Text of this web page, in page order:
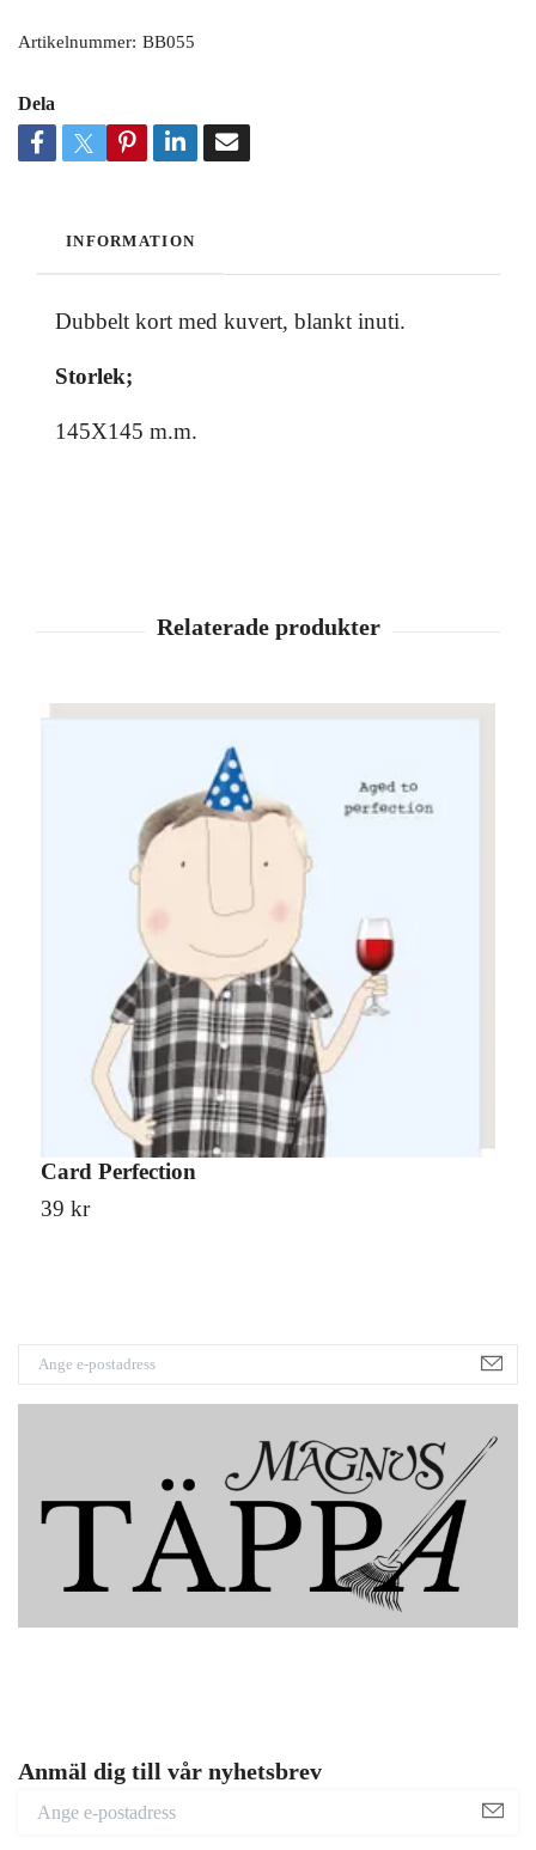
Artikelnummer: BB055
Dela
INFORMATION
Dubbelt kort med kuvert, blankt inuti.
Storlek;
145X145 m.m.
Card Perfection
39 kr
Anmäl dig till vår nyhetsbrev